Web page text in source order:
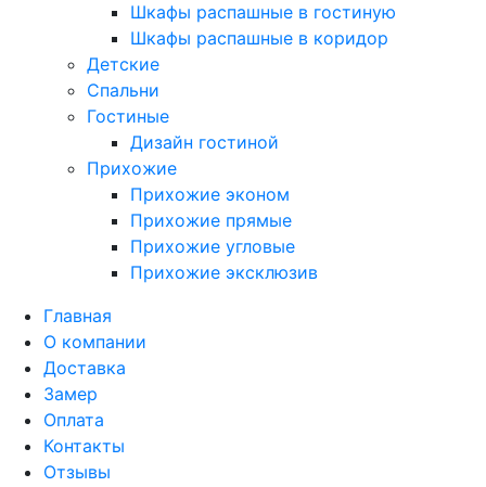
Шкафы распашные в гостиную
Шкафы распашные в коридор
Детские
Спальни
Гостиные
Дизайн гостиной
Прихожие
Прихожие эконом
Прихожие прямые
Прихожие угловые
Прихожие эксклюзив
Главная
О компании
Доставка
Замер
Оплата
Контакты
Отзывы